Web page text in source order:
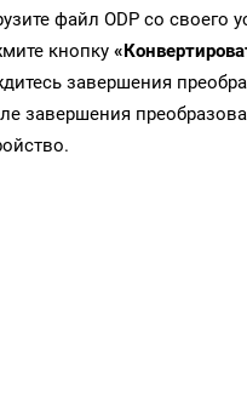
файл ODP со своего
кнопку
завершения
завершения